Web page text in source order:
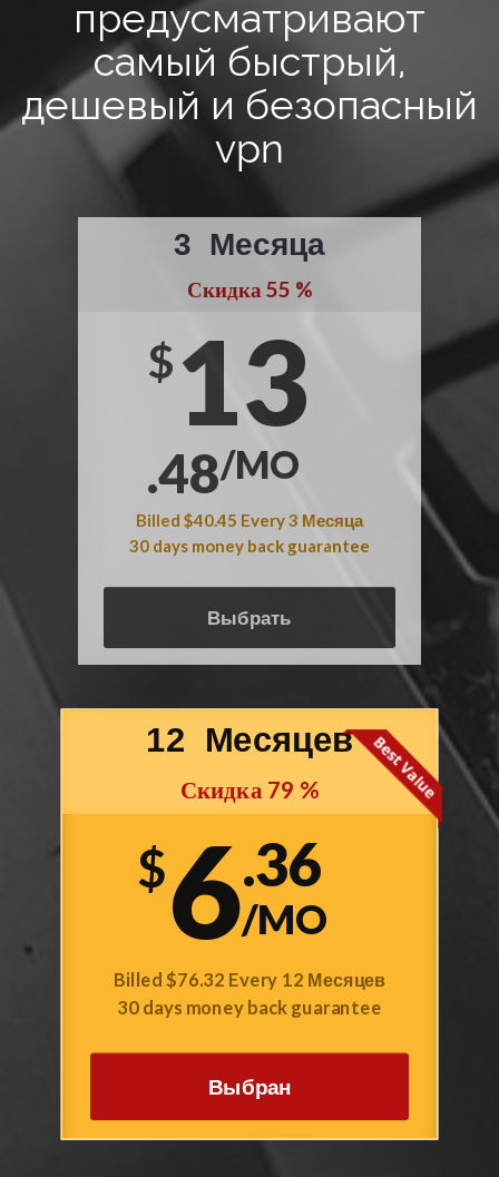
предусматривают
самый быстрый,
дешевый и безопасный
vpn
3 Месяца
Скидка 55 %
$13
.48/MO
Billed $40.45 Every3 Месяца
30 days money back guarantee
Выбрать
12 Месяцев
Скидка 79 %
$6.36
/MO
Billed $76.32 Every 12 Месяцев
30 days money back guarantee
Выбран